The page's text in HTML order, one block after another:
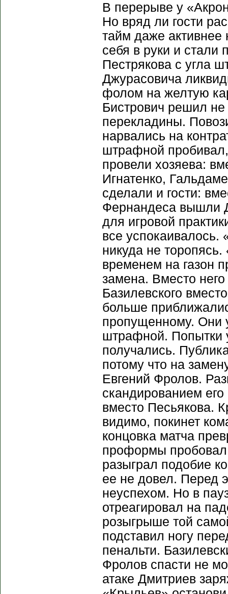
В перерыве у
Но вряд ли гости
тайм даже
себя в руки и стали
Пестрякова с угла
Джурасовича
фолом на желтую
Бистрович решил
перекладины.
нарвались на
штрафной
провели хозяева:
Игнатенко,
сделали и гости:
Фернандеса вышли
для игровой
все успокаивалось.
никуда не
временем на газон
замена. Вместо
Базилевского
больше
пропущенному. Они
штрафной. Попытки
получались.
потому что на
Евгений Фролов.
скандированием
вместо Песьякова.
видимо, покинет
концовка матча
проформы пробовал
разыграл подобие
ее не довел. Перед
неуспехом. Но в
отреагировал на
розыгрыше той
подставил ногу
пенальти.
Фролов спасти не
атаке Дмитриев